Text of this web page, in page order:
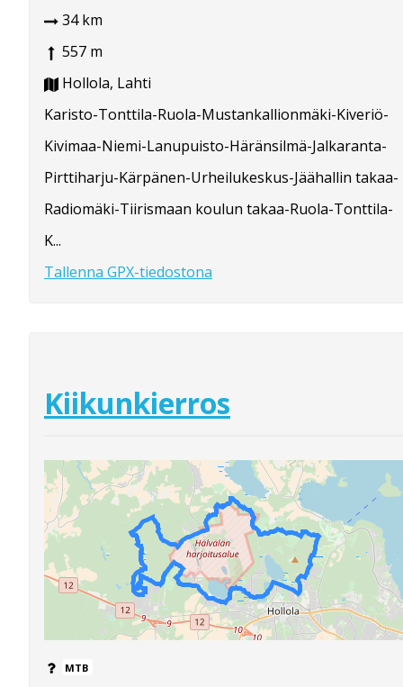
34 km
557 m
Hollola, Lahti
Karisto-Tonttila-Ruola-Mustankallionmäki-Kiveriö-
Kivimaa-Niemi-Lanupuisto-Häränsilmä-Jalkaranta-
Pirttiharju-Kärpänen-Urheilukeskus-Jäähallin takaa-
Radiomäki-Tiirismaan koulun takaa-Ruola-Tonttila-
K...
Tallenna GPX-tiedostona
Kiikunkierros
MTB